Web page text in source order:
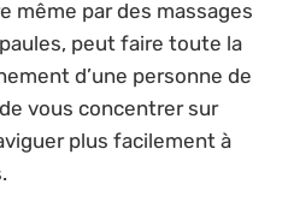
par des massages
peut faire toute la
d’une personne de
vous concentrer sur
plus facilement à